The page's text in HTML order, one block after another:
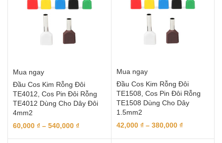
Mua ngay
Đầu Cos Kim Rỗng Đôi
TE4012, Cos Pin Đôi Rỗng
TE4012 Dùng Cho Dây Đôi
4mm2
60,000 ₫ – 540,000 ₫
Mua ngay
Đầu Cos Kim Rỗng Đôi
TE1508, Cos Pin Đôi Rỗng
TE1508 Dùng Cho Dây
1.5mm2
42,000 ₫ – 380,000 ₫